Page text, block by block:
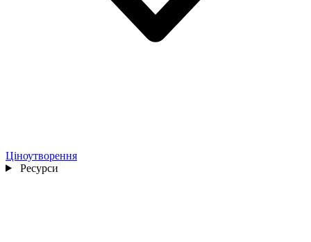
Ціноутворення
Ресурси